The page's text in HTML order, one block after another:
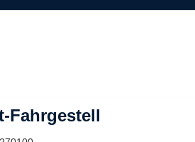
Fahrgestell